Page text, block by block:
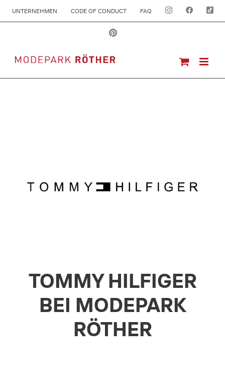
UNTERNEHMEN CODE OF CONDUCT FAQ
TOMMY HILFIGER
BEI MODEPARK
RÖTHER